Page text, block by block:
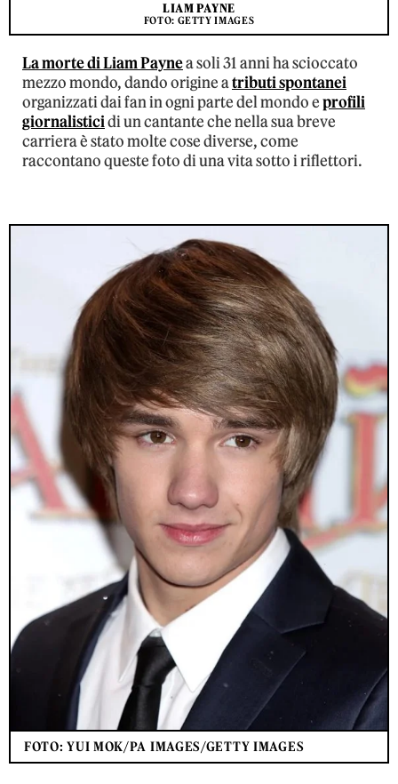
LIAM PAYNE
FOTO: GETTY IMAGES
La morte di Liam Paynea soli 31 anni ha scioccato
mezzo mondo, dando origine atributi spontanei
organizzati dai fan in ogni parte del mondo eprofili
giornalisticidi un cantante che nella sua breve
carriera è stato molte cose diverse, come
raccontano queste foto di una vita sotto i riflettori.
FOTO: YUI MOK/PA IMAGES/GETTY IMAGES